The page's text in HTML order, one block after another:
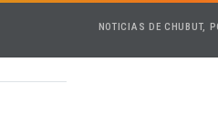
NOTICIAS DE CHUBUT,